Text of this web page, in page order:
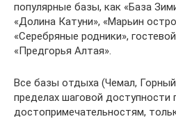
популярные базы, как «База
«Долина Катуни», «Марьин
«Серебряные родники»,
«Предгорья Алтая».
Все базы отдыха (Чемал,
пределах шаговой
достопримечательностям,